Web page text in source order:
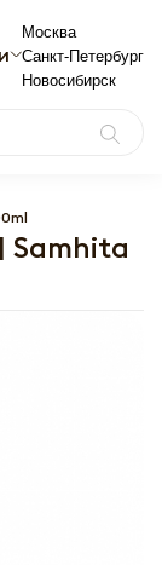
Москва
Санкт-Петербург
Новосибирск
Samhita